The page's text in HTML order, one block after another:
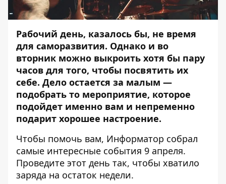
Рабочий день, казалось бы, не время
для саморазвития. Однако и во
вторник можно выкроить хотя бы пару
часов для того, чтобы посвятить их
себе. Дело остается за малым —
подобрать то мероприятие, которое
подойдет именно вам и непременно
подарит хорошее настроение.
Чтобы помочь вам, Информатор собрал
самые интересные события 9 апреля.
Проведите этот день так, чтобы хватило
заряда на остаток недели.